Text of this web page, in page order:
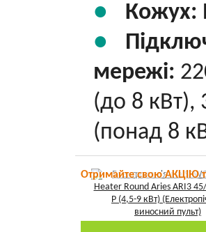
Кожух:
мережі:
(до 8 кВт),
(понад 8
Отримайте свою АКЦІЮ